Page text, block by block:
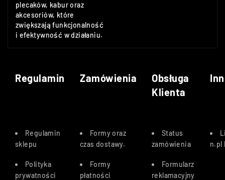
plecaków, kabur oraz
akcesoriów, które
zwiększają funkcjonalność
i efektywność w działaniu.
Regulamin Zamówienia
Obsługa
Klienta
Regulamin
sklepu
Polityka
prywatności
Formy oraz
czas dostawy.
Formy
płatności
Status
zamówienia
Formularz
reklamacyjny
n.pl